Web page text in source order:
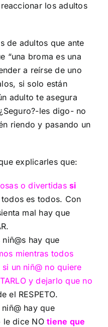
los adultos
de adultos que ante
“una broma es una
a reírse de uno
si solo están
adulto te asegura
les digo- no
riendo y pasando un
explicarles que:
o divertidassi
es todos. Con
mal hay que
hay que
mientras todos
un niñ@ no quiere
y dejarlo que no
el RESPETO.
hay que
le dice NOtiene que